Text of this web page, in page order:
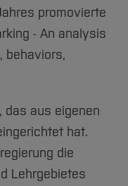
promovierte
- An analysis
behaviors,
das aus eigenen
hat.
die
Lehrgebietes